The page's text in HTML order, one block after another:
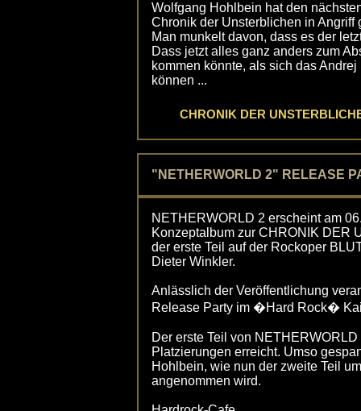
Wolfgang Hohlbein hat den
Chronik der Unsterblichen in Angriff
Man munkelt davon, dass es der
Dass jetzt alles ganz anders zum
kommen könnte, als sich das
können ...
CHRONIK DER
"NETHERWORLD 2" RELEASE
NETHERWORLD 2 erscheint am
Konzeptalbum zur CHRONIK DER
der erste Teil auf der Rockoper
Dieter Winkler.
Anlässlich der Veröffentlichung
Release Party im �Hard Rock�
Der erste Teil von
Platzierungen erreicht. Umso
Hohlbein, wie nun der zweite Teil
angenommen wird.